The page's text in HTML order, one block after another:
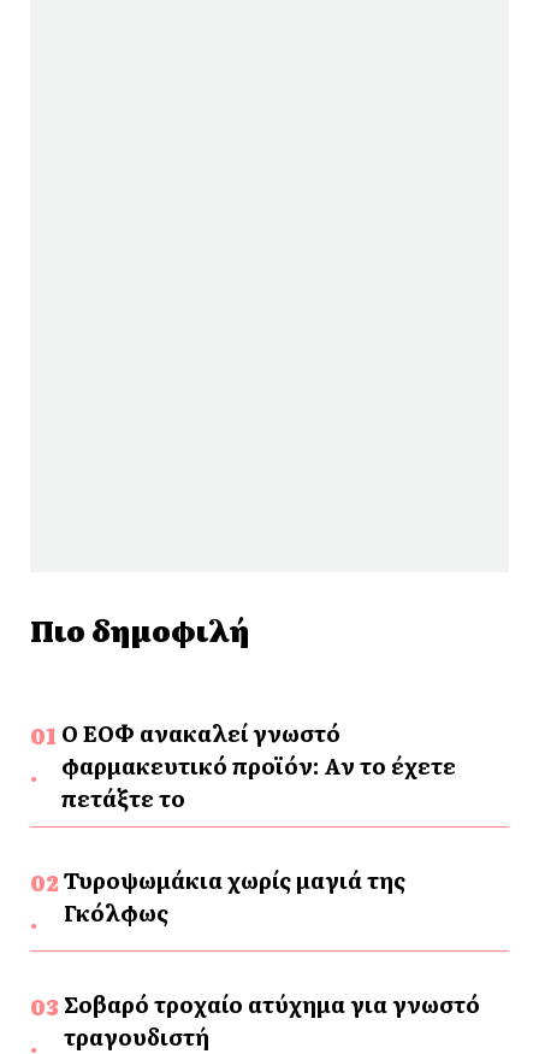
Πιο δημοφιλή
Ο ΕΟΦ ανακαλεί γνωστό
φαρμακευτικό προϊόν: Αν το έχετε
πετάξτε το
Τυροψωμάκια χωρίς μαγιά της
Γκόλφως
Σοβαρό τροχαίο ατύχημα για γνωστό
τραγουδιστή